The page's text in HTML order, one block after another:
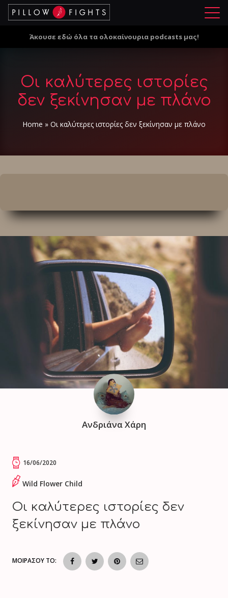
Μ
ο
Άκουσε εδώ όλα τα ολοκαίνουρια podcasts μας!
Οι καλύτερες ιστορίες
δεν ξεκίνησαν με πλάνο
Home » Οι καλύτερες ιστορίες δεν ξεκίνησαν με πλάνο
Ανδριάνα Χάρη
16/06/2020
Wild Flower Child
Οι καλύτερες ιστορίες δεν
ξεκίνησαν με πλάνο
ΜΟΙΡΑΣΟΥ ΤΟ: